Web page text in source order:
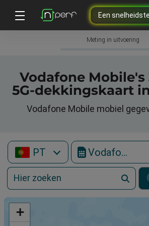
Een
Meting in uitvoering
Vodafone Mobile's
5G-dekkingskaart
Vodafone Mobile mobiel
PT Vodafone Mobile
+